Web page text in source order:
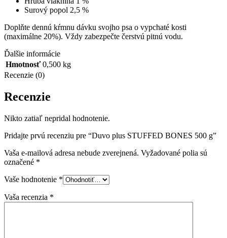
Surový popol 2,5 %
Doplňte dennú kŕmnu dávku svojho psa o vypchaté kosti
(maximálne 20%). Vždy zabezpečte čerstvú pitnú vodu.
Ďalšie informácie
Hmotnosť 0,500 kg
Recenzie (0)
Recenzie
Nikto zatiaľ nepridal hodnotenie.
Pridajte prvú recenziu pre “Duvo plus STUFFED BONES 500 g”
Vaša e-mailová adresa nebude zverejnená. Vyžadované polia sú
označené *
Vaše hodnotenie *
Vaša recenzia *